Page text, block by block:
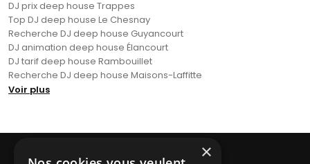
DJ prix deep house Trappes
Top DJ deep house Le Chesnay
Recherche DJ deep house Guyancourt
DJ animation deep house Élancourt
DJ tarif deep house Rambouillet
Recherche DJ deep house Maisons-Laffitte
Voir plus
×